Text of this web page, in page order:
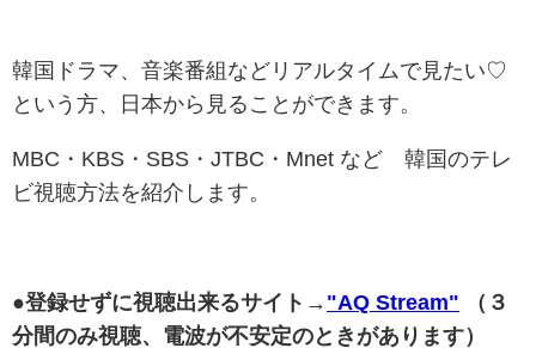
韓国ドラマ、音楽番組などリアルタイムで見たい♡
という方、日本から見ることができます。
MBC・KBS・SBS・JTBC・Mnet など 韓国のテレ
ビ視聴方法を紹介します。
●登録せずに視聴出来るサイト→ "AQ Stream"
（３
分間のみ視聴、電波が不安定のときがあります）